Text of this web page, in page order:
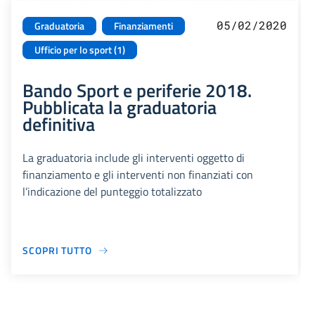
Graduatoria
Finanziamenti
Ufficio per lo sport (1)
05/02/2020
Bando Sport e periferie 2018.
Pubblicata la graduatoria
definitiva
La graduatoria include gli interventi oggetto di
finanziamento e gli interventi non finanziati con
l’indicazione del punteggio totalizzato
SCOPRI TUTTO